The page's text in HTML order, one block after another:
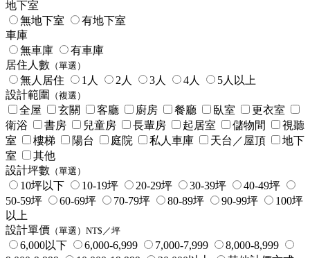
地下室
無地下室
有地下室
車庫
無車庫
有車庫
居住人數 （單選）
無人居住 1人 2人 3人 4人
5人以上
設計範圍
（複選）
全屋 玄關 客廳 廚房 餐廳 臥室
更衣室
衛浴
書房 兒童房 長輩房 起居室 儲物間
視聽
室
樓梯 陽台 庭院 私人車庫 天台／屋頂
地下
室
其他
設計坪數 （單選）
10坪以下 10-19坪 20-29坪 30-39坪
40-49坪
50-59坪
60-69坪 70-79坪 80-89坪 90-99坪
100坪
以上
設計單價 （單選）NT$／坪
6,000以下 6,000-6,999 7,000-7,999
8,000-8,999